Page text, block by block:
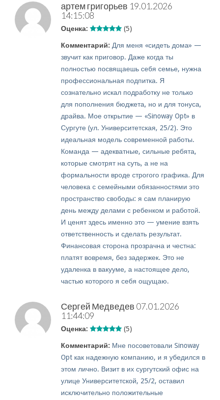
артем григорьев 19.01.2026
14:15:08
Оценка: (5)
Комментарий: Для меня «сидеть дома» —
звучит как приговор. Даже когда ты
полностью посвящаешь себя семье, нужна
профессиональная подпитка. Я
сознательно искал подработку не только
для пополнения бюджета, но и для тонуса,
драйва. Мое открытие — «Sinoway Opt» в
Сургуте (ул. Университетская, 25/2). Это
идеальная модель современной работы.
Команда — адекватные, сильные ребята,
которые смотрят на суть, а не на
формальности вроде строгого графика. Для
человека с семейными обязанностями это
пространство свободы: я сам планирую
день между делами с ребенком и работой.
И ценят здесь именно это — умение взять
ответственность и сделать результат.
Финансовая сторона прозрачна и честна:
платят вовремя, без задержек. Это не
удаленка в вакууме, а настоящее дело,
частью которого я себя ощущаю.
Сергей Медведев 07.01.2026
11:44:09
Оценка: (5)
Комментарий: Мне посоветовали Sinoway
Opt как надежную компанию, и я убедился в
этом лично. Визит в их сургутский офис на
улице Университетской, 25/2, оставил
исключительно положительные